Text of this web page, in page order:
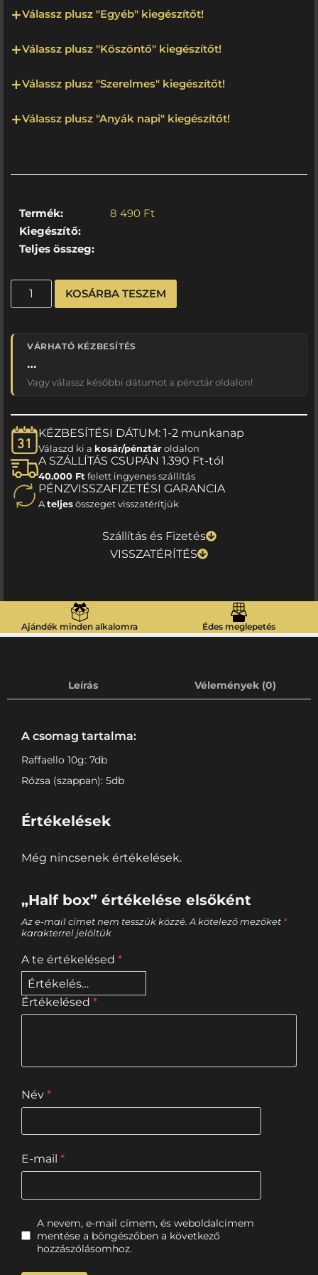
Válassz plusz "Egyéb" kiegészítőt!
Válassz plusz "Köszöntő" kiegészítőt!
Válassz plusz "Szerelmes" kiegészítőt!
Válassz plusz "Anyák napi" kiegészítőt!
Termék: 8 490 Ft
Kiegészítő:
Teljes összeg:
KOSÁRBA TESZEM
VÁRHATÓ KÉZBESÍTÉS
…
Vagy válassz későbbi dátumot a pénztár oldalon!
KÉZBESÍTÉSI DÁTUM: 1-2 munkanap
Válaszd ki a kosár/pénztároldalon
A SZÁLLÍTÁS CSUPÁN 1.390 Ft-tól
40.000 Ftfelett ingyenes szállítás
PÉNZVISSZAFIZETÉSI GARANCIA
Ateljesösszeget visszatérítjük
Szállítás és Fizetés
VISSZATÉRÍTÉS
Ajándék minden alkalomra Édes meglepetés
Leírás Vélemények (0)
A csomag tartalma:
Raffaello 10g: 7db
Rózsa (szappan): 5db
Értékelések
Még nincsenek értékelések.
„Half box” értékelése elsőként
Az e-mail címet nem tesszük közzé. A kötelező mezőket *
karakterrel jelöltük
A te értékelésed *
Értékelésed *
Név *
E-mail *
A nevem, e-mail címem, és weboldalcímem
mentése a böngészőben a következő
hozzászólásomhoz.